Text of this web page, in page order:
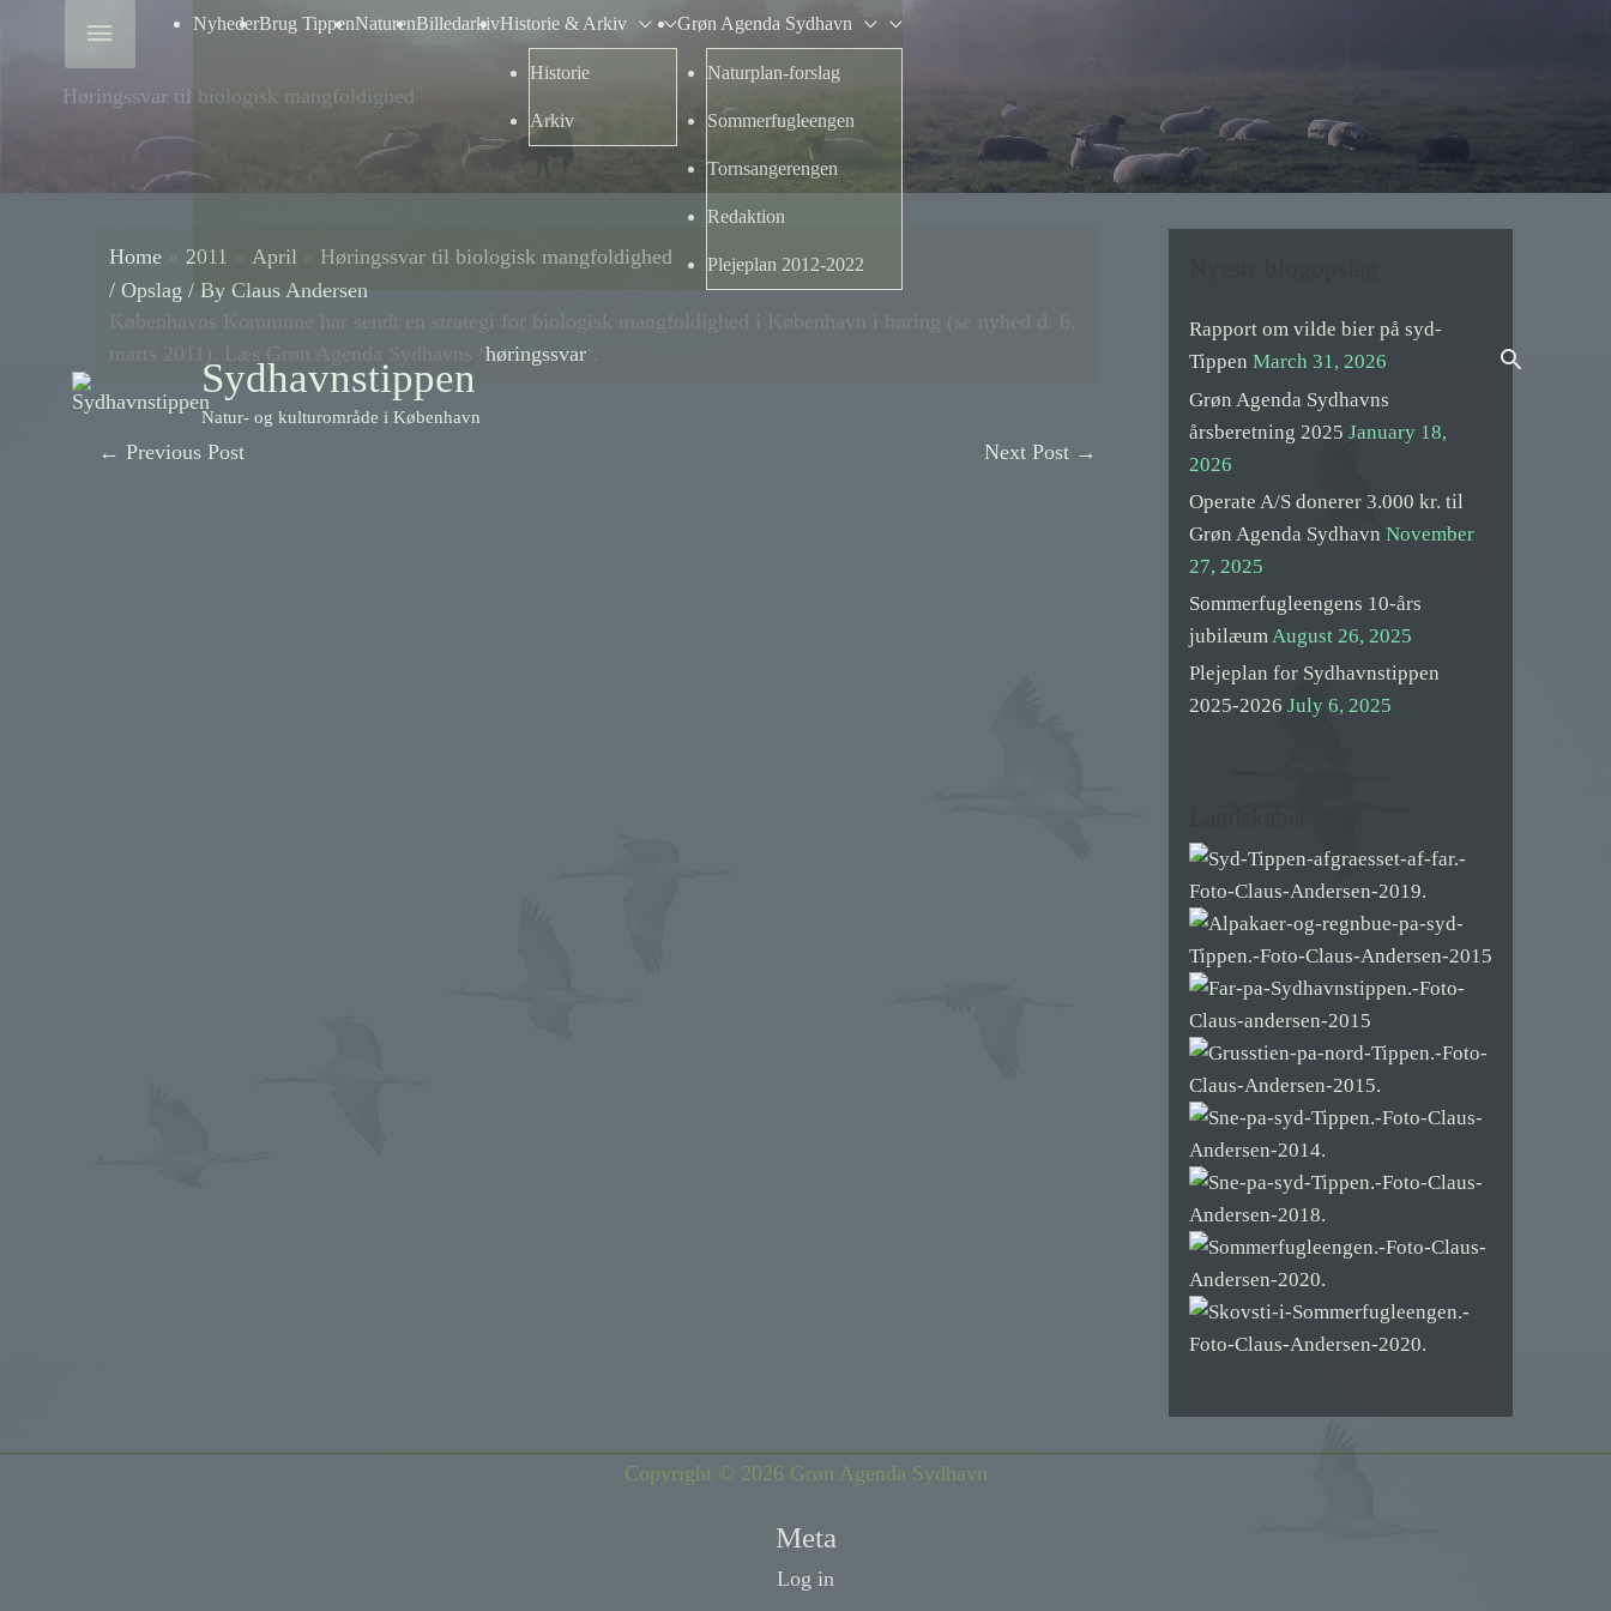
Above
Header
NyhederBrug TippenNaturenBilledarkivHistorie & Arkiv
Historie
Arkiv
Grøn Agenda Sydhavn
Naturplan-forslag
Sommerfugleengen
Tornsangerengen
Redaktion
Plejeplan 2012-2022
Sydhavnstippen
Natur- og kulturområde i København
Search
Høringssvar til biologisk mangfoldighed
Home 2011 April
Høringssvar til biologisk mangfoldighed
/ Opslag / By Claus Andersen
Københavns Kommune har sendt en strategi for biologisk mangfoldighed i København i høring (se nyhed d. 6.
marts 2011). Læs Grøn Agenda Sydhavns ‘høringssvar‘.
← Previous Post Next Post →
Rapport om vilde bier på syd-
Tippen March 31, 2026
Grøn Agenda Sydhavns
årsberetning 2025 January 18,
2026
Operate A/S donerer 3.000 kr. til
Grøn Agenda Sydhavn November
27, 2025
Sommerfugleengens 10-års
jubilæumAugust 26, 2025
Plejeplan for Sydhavnstippen
2025-2026 July 6, 2025
Copyright © 2026 Grøn Agenda Sydhavn
Meta
Log in